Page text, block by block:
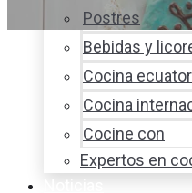
Postres
Bebidas y
Cocina
Cocina
Cocine con
Expertos en